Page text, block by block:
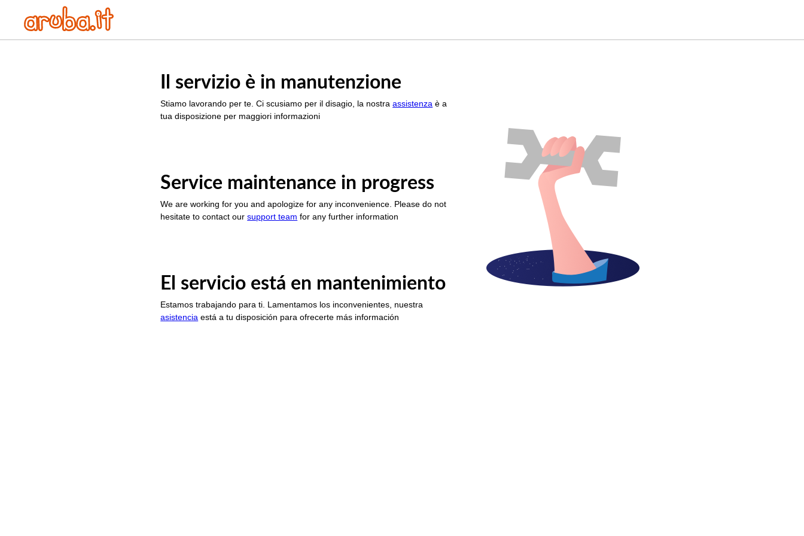
Il servizio è in manutenzione
Stiamo lavorando per te. Ci scusiamo per il disagio, la nostraassistenza è a
tua disposizione per maggiori informazioni
Service maintenance in progress
We are working for you and apologize for any inconvenience. Please do not
hesitate to contact oursupport team for any further information
El servicio está en mantenimiento
Estamos trabajando para ti. Lamentamos los inconvenientes, nuestra
asistencia está a tu disposición para ofrecerte más información